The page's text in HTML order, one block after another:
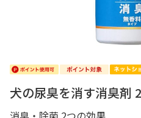
犬の尿臭を消す消臭剤